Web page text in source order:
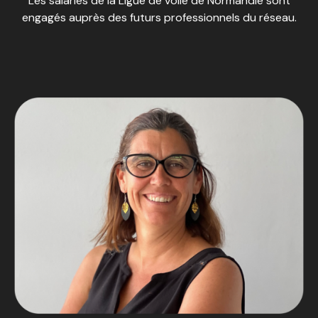
engagés auprès des futurs professionnels du réseau.